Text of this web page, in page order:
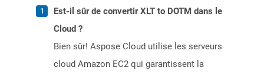
Est-il sûr de convertir XLT to DOTM dans le
Cloud ?
Bien sûr! Aspose Cloud utilise les serveurs
cloud Amazon EC2 qui garantissent la